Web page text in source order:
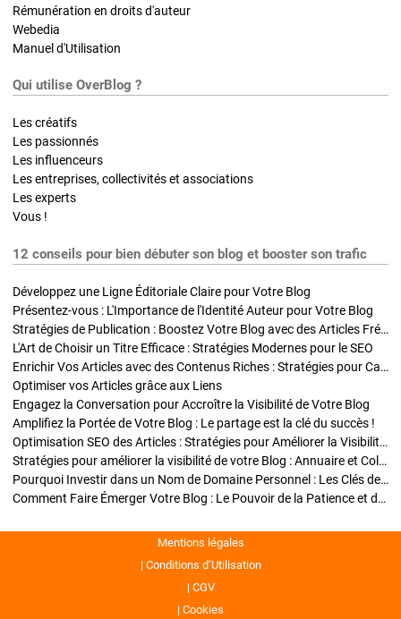
Rémunération en droits d'auteur
Webedia
Manuel d'Utilisation
Qui utilise OverBlog ?
Les créatifs
Les passionnés
Les influenceurs
Les entreprises, collectivités et associations
Les experts
Vous !
12 conseils pour bien débuter son blog et booster son trafic
Développez une Ligne Éditoriale Claire pour Votre Blog
Présentez-vous : L'Importance de l'Identité Auteur pour Votre Blog
Stratégies de Publication : Boostez Votre Blog avec des Articles Fréquents et Exclusifs
L'Art de Choisir un Titre Efficace : Stratégies Modernes pour le SEO
Enrichir Vos Articles avec des Contenus Riches : Stratégies pour Captiver et Optimiser
Optimiser vos Articles grâce aux Liens
Engagez la Conversation pour Accroître la Visibilité de Votre Blog
Amplifiez la Portée de Votre Blog : Le partage est la clé du succès !
Optimisation SEO des Articles : Stratégies pour Améliorer la Visibilité de Votre Blog
Stratégies pour améliorer la visibilité de votre Blog : Annuaire et Collaborations
Pourquoi Investir dans un Nom de Domaine Personnel : Les Clés de la Réussite de Votre Blog
Comment Faire Émerger Votre Blog : Le Pouvoir de la Patience et de la Persévérance
Mentions légales
Conditions d’Utilisation
CGV
Cookies